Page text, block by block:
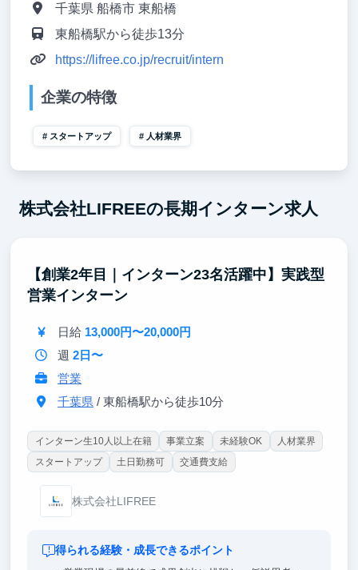
千葉県 船橋市 東船橋
東船橋駅から徒歩13分
https://lifree.co.jp/recruit/intern
企業の特徴
スタートアップ 人材業界
株式会社LIFREEの長期インターン求人
【創業2年目｜インターン23名活躍中】実践型
営業インターン
日給 13,000円〜20,000円
週 2日〜
営業
千葉県/ 東船橋駅から徒歩10分
インターン生10人以上在籍 事業立案 未経験OK
人材業界
スタートアップ
土日勤務可 交通費支給
株式会社LIFREE
得られる経験・成長できるポイント